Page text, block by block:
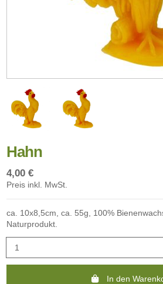
Hahn
4,00 €
Preis inkl. MwSt.
ca. 10x8,5cm, ca. 55g, 100%
Naturprodukt.
In den